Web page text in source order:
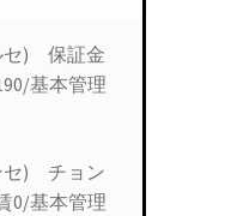
セ) 保証金
基本管理
セ) チョン
0/基本管理